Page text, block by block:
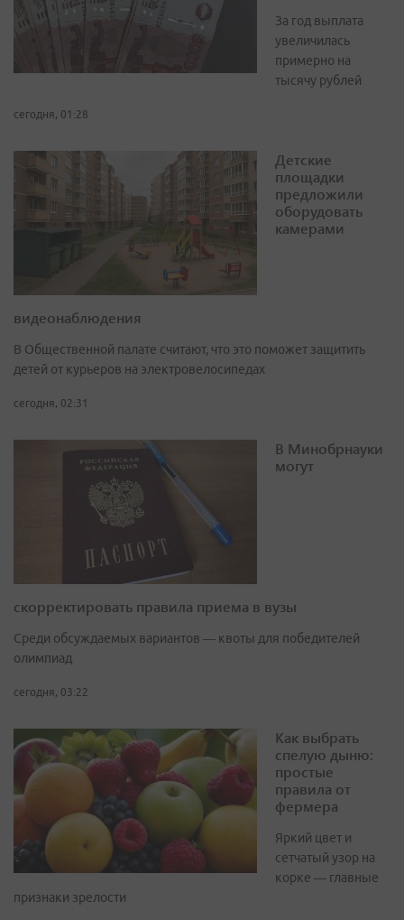
За год выплата
увеличилась
примерно на
тысячу рублей
сегодня, 01:28
Детские
площадки
предложили
оборудовать
камерами
видеонаблюдения
В Общественной палате считают, что это поможет защитить
детей от курьеров на электровелосипедах
сегодня, 02:31
В Минобрнауки
могут
скорректировать правила приема в вузы
Среди обсуждаемых вариантов — квоты для победителей
олимпиад
сегодня, 03:22
Как выбрать
спелую дыню:
простые
правила от
фермера
Яркий цвет и
сетчатый узор на
корке — главные
признаки зрелости